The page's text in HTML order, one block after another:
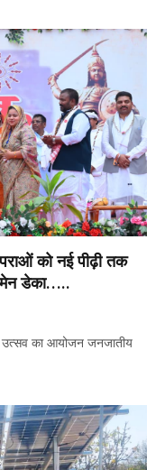
को नई पीढ़ी तक
डेका…..
उत्सव का आयोजन जनजातीय